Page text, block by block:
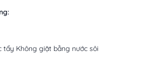
tẩy Không giặt bằng nước sôi